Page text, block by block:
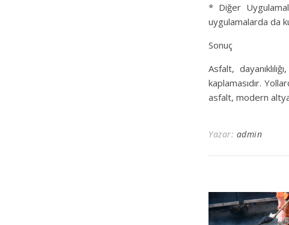
* Diğer
uygulamalarda da
Sonuç
Asfalt,
kaplamasıdır.
asfalt, modern
Yazar: admin